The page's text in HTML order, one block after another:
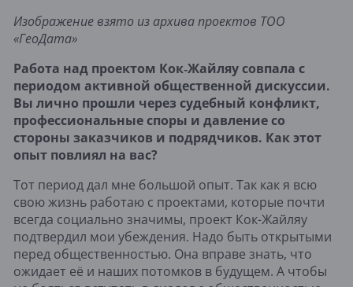
Изображение взято из архива проектов ТОО
«ГеоДата»
Работа над проектом Кок‑Жайляу совпала с
периодом активной общественной дискуссии.
Вы лично прошли через судебный конфликт,
профессиональные споры и давление со
стороны заказчиков и подрядчиков. Как этот
опыт повлиял на вас?
Тот период дал мне большой опыт. Так как я всю
свою жизнь работаю с проектами, которые почти
всегда социально значимы, проект Кок-Жайляу
подтвердил мои убеждения. Надо быть открытыми
перед общественностью. Она вправе знать, что
ожидает её и наших потомков в будущем. А чтобы